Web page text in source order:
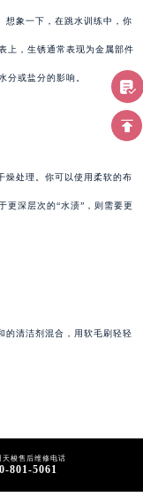
想象一下，在跳水训练中，你
上，生锈通常表现为金属部件
分或盐分的影响。
燥处理。你可以使用柔软的布
更深层次的“水渍”，则需要更
的清洁剂混合，用软毛刷轻轻
任何加热设备来加速干燥过
天梭售后维修电话
801-5061